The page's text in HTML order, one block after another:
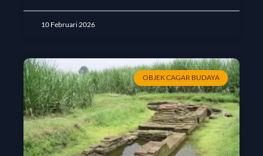
10 Februari 2026
OBJEK CAGAR BUDAYA